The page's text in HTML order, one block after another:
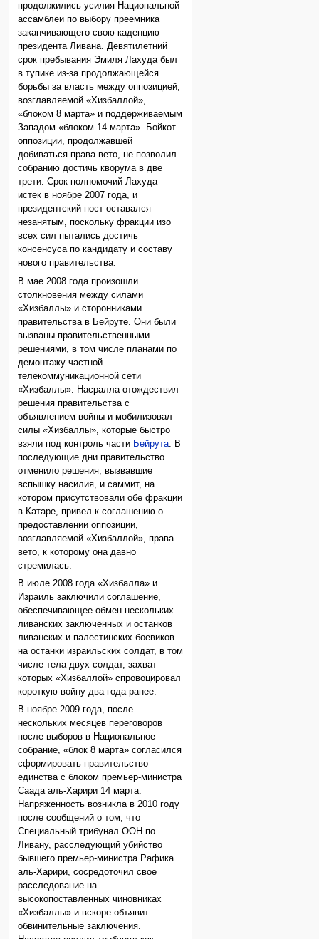
продолжились усилия Национальной
ассамблеи по выбору преемника
заканчивающего свою каденцию
президента Ливана. Девятилетний
срок пребывания Эмиля Лахуда был
в тупике из-за продолжающейся
борьбы за власть между оппозицией,
возглавляемой «Хизбаллой»,
«блоком 8 марта» и поддерживаемым
Западом «блоком 14 марта». Бойкот
оппозиции, продолжавшей
добиваться права вето, не позволил
собранию достичь кворума в две
трети. Срок полномочий Лахуда
истек в ноябре 2007 года, и
президентский пост оставался
незанятым, поскольку фракции изо
всех сил пытались достичь
консенсуса по кандидату и составу
нового правительства.
В мае 2008 года произошли
столкновения между силами
«Хизбаллы» и сторонниками
правительства в Бейруте. Они были
вызваны правительственными
решениями, в том числе планами по
демонтажу частной
телекоммуникационной сети
«Хизбаллы». Насралла отождествил
решения правительства с
объявлением войны и мобилизовал
силы «Хизбаллы», которые быстро
взяли под контроль части Бейрута . В
последующие дни правительство
отменило решения, вызвавшие
вспышку насилия, и саммит, на
котором присутствовали обе фракции
в Катаре, привел к соглашению о
предоставлении оппозиции,
возглавляемой «Хизбаллой», права
вето, к которому она давно
стремилась.
В июле 2008 года «Хизбалла» и
Израиль заключили соглашение,
обеспечивающее обмен нескольких
ливанских заключенных и останков
ливанских и палестинских боевиков
на останки израильских солдат, в том
числе тела двух солдат, захват
которых «Хизбаллой» спровоцировал
короткую войну два года ранее.
В ноябре 2009 года, после
нескольких месяцев переговоров
после выборов в Национальное
собрание, «блок 8 марта» согласился
сформировать правительство
единства с блоком премьер-министра
Саада аль-Харири 14 марта.
Напряженность возникла в 2010 году
после сообщений о том, что
Специальный трибунал ООН по
Ливану, расследующий убийство
бывшего премьер-министра Рафика
аль-Харири, сосредоточил свое
расследование на
высокопоставленных чиновниках
«Хизбаллы» и вскоре объявит
обвинительные заключения.